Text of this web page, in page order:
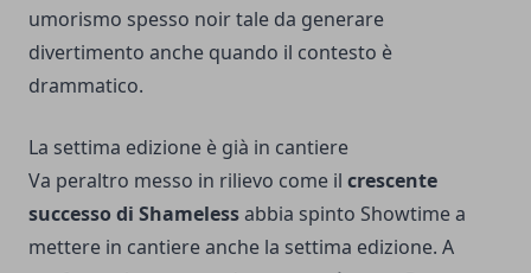
umorismo spesso noir tale da generare
divertimento anche quando il contesto è
drammatico.
La settima edizione è già in cantiere
Va peraltro messo in rilievo come il crescente
successo di Shamelessabbia spinto Showtime a
mettere in cantiere anche la settima edizione. A